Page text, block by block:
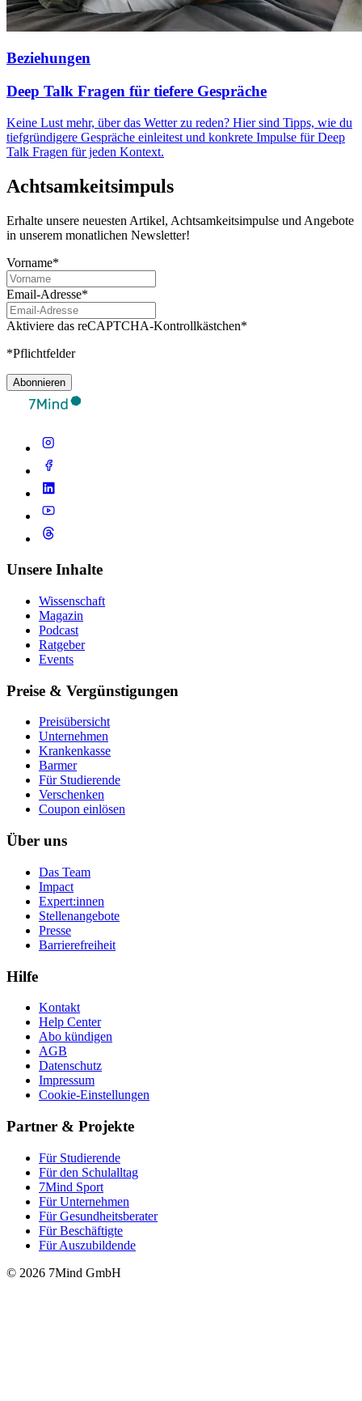
Beziehungen
Deep Talk Fragen für tiefere Gespräche
Keine Lust mehr, über das Wetter zu reden? Hier sind Tipps, wie du
tiefgründigere Gespräche einleitest und konkrete Impulse für Deep
Talk Fragen für jeden Kontext.
Achtsamkeitsimpuls
Erhalte unsere neuesten Artikel, Achtsamkeitsimpulse und Angebote
in unserem monatlichen Newsletter!
Vorname*
Email-Adresse*
Aktiviere das reCAPTCHA-Kontrollkästchen*
*Pflichtfelder
Abonnieren
Unsere Inhalte
Wissenschaft
Magazin
Podcast
Ratgeber
Events
Preise & Vergünstigungen
Preisübersicht
Unternehmen
Krankenkasse
Barmer
Für Studierende
Ver­schen­ken
Coupon einlösen
Über uns
Das Team
Impact
Expert:innen
Stellenangebote
Presse
Barrierefreiheit
Hilfe
Kontakt
Help Center
Abo kündigen
AGB
Datenschutz
Impressum
Cookie-Einstellungen
Partner & Projekte
Für Stu­die­rende
Für den Schulalltag
7Mind Sport
Für Unter­neh­men
Für Gesund­heits­be­ra­ter
Für Beschäftigte
Für Auszubildende
© 2026 7Mind GmbH